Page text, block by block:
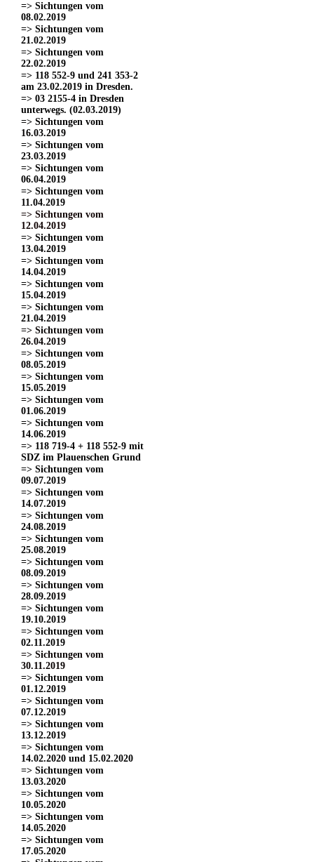
=> Sichtungen vom
08.02.2019
=> Sichtungen vom
21.02.2019
=> Sichtungen vom
22.02.2019
=> 118 552-9 und 241 353-2
am 23.02.2019 in Dresden.
=> 03 2155-4 in Dresden
unterwegs. (02.03.2019)
=> Sichtungen vom
16.03.2019
=> Sichtungen vom
23.03.2019
=> Sichtungen vom
06.04.2019
=> Sichtungen vom
11.04.2019
=> Sichtungen vom
12.04.2019
=> Sichtungen vom
13.04.2019
=> Sichtungen vom
14.04.2019
=> Sichtungen vom
15.04.2019
=> Sichtungen vom
21.04.2019
=> Sichtungen vom
26.04.2019
=> Sichtungen vom
08.05.2019
=> Sichtungen vom
15.05.2019
=> Sichtungen vom
01.06.2019
=> Sichtungen vom
14.06.2019
=> 118 719-4 + 118 552-9 mit
SDZ im Plauenschen Grund
=> Sichtungen vom
09.07.2019
=> Sichtungen vom
14.07.2019
=> Sichtungen vom
24.08.2019
=> Sichtungen vom
25.08.2019
=> Sichtungen vom
08.09.2019
=> Sichtungen vom
28.09.2019
=> Sichtungen vom
19.10.2019
=> Sichtungen vom
02.11.2019
=> Sichtungen vom
30.11.2019
=> Sichtungen vom
01.12.2019
=> Sichtungen vom
07.12.2019
=> Sichtungen vom
13.12.2019
=> Sichtungen vom
14.02.2020 und 15.02.2020
=> Sichtungen vom
13.03.2020
=> Sichtungen vom
10.05.2020
=> Sichtungen vom
14.05.2020
=> Sichtungen vom
17.05.2020